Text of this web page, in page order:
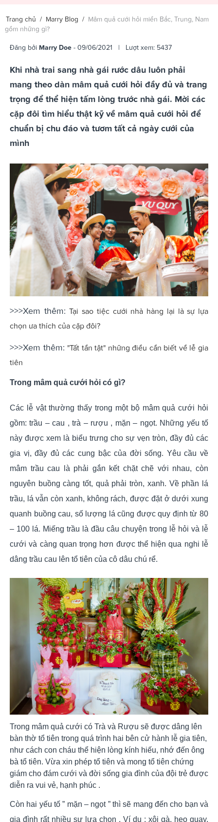
Trang chủ / Marry Blog / Mâm quả cưới hỏi miền Bắc, Trung, Nam
gồm những gì?
Đăng bởi Marry Doe - 09/06/2021 | Lượt xem: 5437
Khi nhà trai sang nhà gái rước dâu luôn phải
mang theo dàn mâm quả cưới hỏi đầy đủ và trang
trọng để thể hiện tấm lòng trước nhà gái. Mời các
cặp đôi tìm hiểu thật kỹ về mâm quả cưới hỏi để
chuẩn bị chu đáo và tươm tất cả ngày cưới của
mình
>>>Xem thêm:Tại sao tiệc cưới nhà hàng lại là sự lựa
chọn ưa thích của cặp đôi?
>>>Xem thêm: "Tất tần tật" những điều cần biết về lễ gia
tiên
Trong mâm quả cưới hỏi có gì?
Các lễ vật thường thấy trong một bộ mâm quả cưới hỏi
gồm: trầu – cau , trà – rượu , mặn – ngọt. Những yếu tố
này được xem là biểu trưng cho sự vẹn tròn, đầy đủ các
gia vị, đầy đủ các cung bậc của đời sống. Yêu cầu về
mâm trầu cau là phải gắn kết chặt chẽ với nhau, còn
nguyên buồng càng tốt, quả phải tròn, xanh. Về phần lá
trầu, lá vẫn còn xanh, không rách, được đặt ở dưới xung
quanh buồng cau, số lượng lá cũng được quy định từ 80
– 100 lá. Miếng trầu là đầu câu chuyện trong lễ hỏi và lễ
cưới và càng quan trọng hơn được thể hiện qua nghi lễ
dâng trầu cau lên tổ tiên của cô dâu chú rể.
Trong mâm quả cưới có Trà và Rượu sẽ được dâng lên
bàn thờ tổ tiên trong quá trình hai bên cử hành lễ gia tiên,
như cách con cháu thể hiện lòng kính hiếu, nhớ đến ông
bà tổ tiên. Vừa xin phép tổ tiên và mong tổ tiên chứng
giám cho đám cưới và đời sống gia đình của đội trẻ được
diễn ra vui vẻ, hạnh phúc .
Còn hai yếu tố ” mặn – ngọt ” thì sẽ mang đến cho bạn và
gia đình rất nhiều sự lựa chọn . Ví dụ : xôi gà, heo quay,